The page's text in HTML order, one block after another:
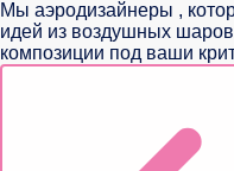
Мы аэродизайнеры ,
идей из воздушных
композиции под ваши